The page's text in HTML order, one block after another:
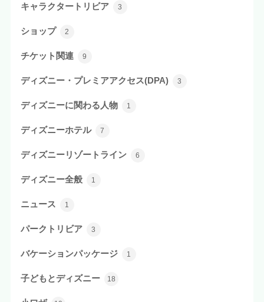
キャラクタートリビア 3
ショップ 2
チケット関連 9
ディズニー・プレミアアクセス(DPA) 3
ディズニーに関わる人物 1
ディズニーホテル 7
ディズニーリゾートライン 6
ディズニー全般 1
ニュース 1
パークトリビア 3
バケーションパッケージ 1
子どもとディズニー 18